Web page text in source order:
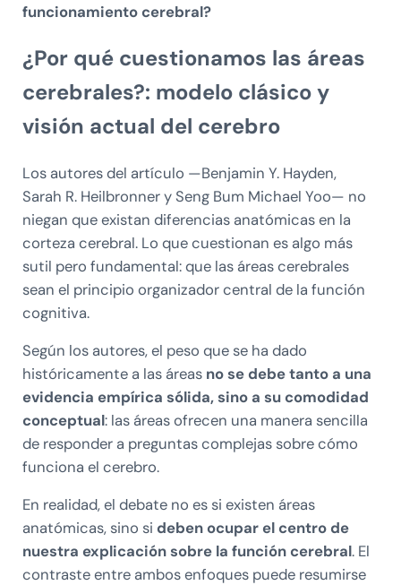
funcionamiento cerebral?
¿Por qué cuestionamos las áreas
cerebrales?: modelo clásico y
visión actual del cerebro
Los autores del artículo —Benjamin Y. Hayden,
Sarah R. Heilbronner y Seng Bum Michael Yoo— no
niegan que existan diferencias anatómicas en la
corteza cerebral. Lo que cuestionan es algo más
sutil pero fundamental: que las áreas cerebrales
sean el principio organizador central de la función
cognitiva.
Según los autores, el peso que se ha dado
históricamente a las áreas no se debe tanto a una
evidencia empírica sólida, sino a su comodidad
conceptual: las áreas ofrecen una manera sencilla
de responder a preguntas complejas sobre cómo
funciona el cerebro.
En realidad, el debate no es si existen áreas
anatómicas, sino si deben ocupar el centro de
nuestra explicación sobre la función cerebral. El
contraste entre ambos enfoques puede resumirse